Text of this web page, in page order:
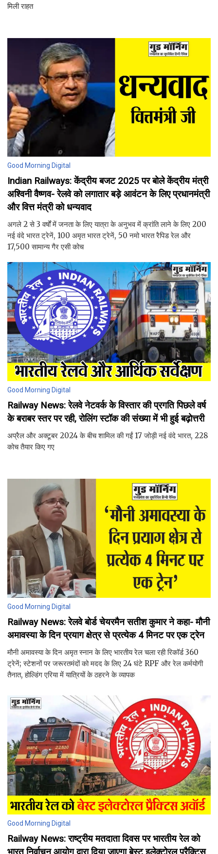
मिली राहत
Good Morning Digital
Indian Railways: केंद्रीय बजट 2025 पर बोले केंद्रीय मंत्री
अश्विनी वैष्णव- रेलवे को लगातार बड़े आवंटन के लिए प्रधानमंत्री
और वित्त मंत्री को धन्यवाद
अगले 2 से 3 वर्षों में जनता के लिए यात्रा के अनुभव में क्रांति लाने के लिए 200
नई वंदे भारत ट्रेनें, 100 अमृत भारत ट्रेनें, 50 नमो भारत रैपिड रेल और
17,500 सामान्य गैर एसी कोच
Good Morning Digital
Railway News: रेलवे नेटवर्क के विस्तार की प्रगति पिछले वर्ष
के बराबर स्तर पर रही, रोलिंग स्टॉक की संख्या में भी हुई बढ़ोत्तरी
अप्रैल और अक्टूबर 2024 के बीच शामिल की गईं 17 जोड़ी नई वंदे भारत, 228
कोच तैयार किए गए
Good Morning Digital
Railway News: रेलवे बोर्ड चेयरमैन सतीश कुमार ने कहा- मौनी
अमावस्या के दिन प्रयाग क्षेत्र से प्रत्येक 4 मिनट पर एक ट्रेन
मौनी अमावस्या के दिन अमृत स्नान के लिए भारतीय रेल चला रही रिकॉर्ड 360
ट्रेनें; स्टेशनों पर जरूरतमंदों को मदद के लिए 24 घंटे RPF और रेल कर्मयोगी
तैनात, होल्डिंग एरिया में यात्रियों के ठहरने के व्यापक
Good Morning Digital
Railway News: राष्ट्रीय मतदाता दिवस पर भारतीय रेल को